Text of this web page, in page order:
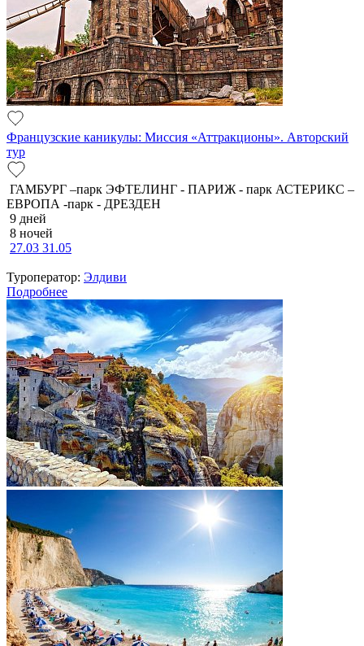
Французские каникулы: Миссия «Аттракционы». Авторский
тур
ГАМБУРГ –парк ЭФТЕЛИНГ - ПАРИЖ - парк АСТЕРИКС –
ЕВРОПА -парк - ДРЕЗДЕН
9 дней
8 ночей
27.03 31.05
Туроператор: Элдиви
Подробнее